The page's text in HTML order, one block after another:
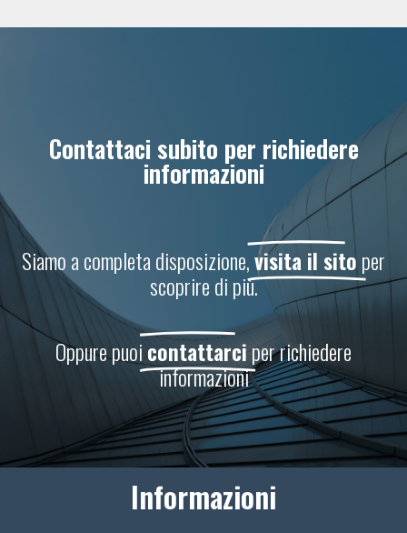
Contattaci subito per richiedere
informazioni
Siamo a completa disposizione,visita il sitoper
scoprire di più.
Oppure puoicontattarciper richiedere
informazioni
Informazioni